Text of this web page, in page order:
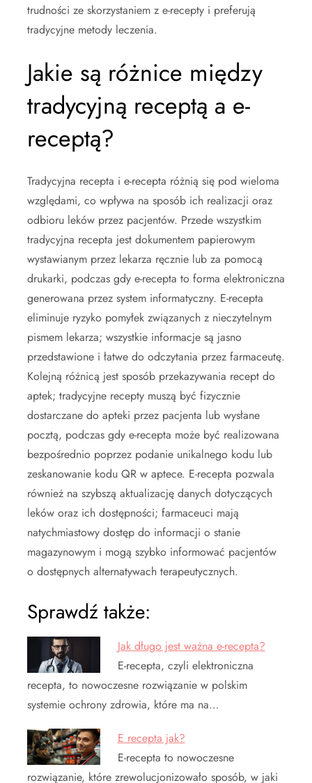
trudności ze skorzystaniem z e-recepty i preferują
tradycyjne metody leczenia.
Jakie są różnice między
tradycyjną receptą a e-
receptą?
Tradycyjna recepta i e-recepta różnią się pod wieloma
względami, co wpływa na sposób ich realizacji oraz
odbioru leków przez pacjentów. Przede wszystkim
tradycyjna recepta jest dokumentem papierowym
wystawianym przez lekarza ręcznie lub za pomocą
drukarki, podczas gdy e-recepta to forma elektroniczna
generowana przez system informatyczny. E-recepta
eliminuje ryzyko pomyłek związanych z nieczytelnym
pismem lekarza; wszystkie informacje są jasno
przedstawione i łatwe do odczytania przez farmaceutę.
Kolejną różnicą jest sposób przekazywania recept do
aptek; tradycyjne recepty muszą być fizycznie
dostarczane do apteki przez pacjenta lub wysłane
pocztą, podczas gdy e-recepta może być realizowana
bezpośrednio poprzez podanie unikalnego kodu lub
zeskanowanie kodu QR w aptece. E-recepta pozwala
również na szybszą aktualizację danych dotyczących
leków oraz ich dostępności; farmaceuci mają
natychmiastowy dostęp do informacji o stanie
magazynowym i mogą szybko informować pacjentów
o dostępnych alternatywach terapeutycznych.
Sprawdź także:
Jak długo jest ważna e-recepta?
E-recepta, czyli elektroniczna
recepta, to nowoczesne rozwiązanie w polskim
systemie ochrony zdrowia, które ma na…
E recepta jak?
E-recepta to nowoczesne
rozwiązanie, które zrewolucjonizowało sposób, w jaki